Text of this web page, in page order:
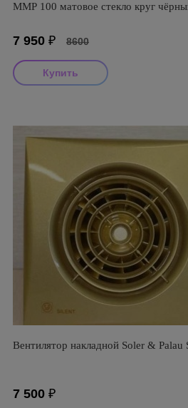
ММР 100 матовое стекло круг
7 950 ₽ 8600
Вентилятор накладной Soler & Palau
7 500 ₽